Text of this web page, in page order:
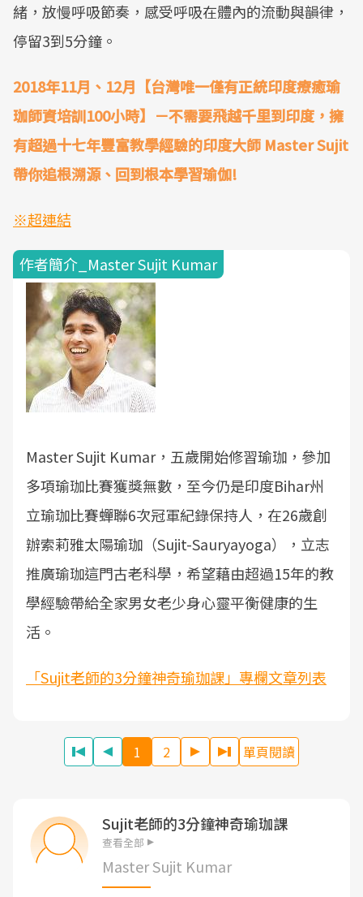
緒，放慢呼吸節奏，感受呼吸在體內的流動與韻律，
停留3到5分鐘。
2018年11月、12月【台灣唯一僅有正統印度療癒瑜
珈師資培訓100小時】－不需要飛越千里到印度，擁
有超過十七年豐富教學經驗的印度大師 Master Sujit
帶你追根溯源、回到根本學習瑜伽!
※超連結
作者簡介_Master Sujit Kumar
Master Sujit Kumar，五歲開始修習瑜珈，參加
多項瑜珈比賽獲獎無數，至今仍是印度Bihar州
立瑜珈比賽蟬聯6次冠軍紀錄保持人，在26歲創
辦索莉雅太陽瑜珈（Sujit-Sauryayoga），立志
推廣瑜珈這門古老科學，希望藉由超過15年的教
學經驗帶給全家男女老少身心靈平衡健康的生
活。
「Sujit老師的3分鐘神奇瑜珈課」專欄文章列表
1 2 單頁閱讀
Sujit老師的3分鐘神奇瑜珈課
查看全部
Master Sujit Kumar